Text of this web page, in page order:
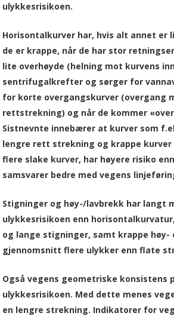
ulykkesrisikoen.
Horisontalkurver har, hvis alt annet er
de er krappe, når de har stor
lite overhøyde (helning mot kurvens
sentrifugalkrefter og sørger for
for korte overgangskurver (overgang
rettstrekning) og når de kommer
Sistnevnte innebærer at kurver som
lengre rett strekning og krappe
flere slake kurver, har høyere risiko
samsvarer bedre med vegens
Stigninger og høy-/lavbrekk har langt
ulykkesrisikoen enn
og lange stigninger, samt krappe høy-
gjennomsnitt flere ulykker enn flate
Også vegens geometriske konsistens
ulykkesrisikoen. Med dette menes
en lengre strekning. Indikatorer for